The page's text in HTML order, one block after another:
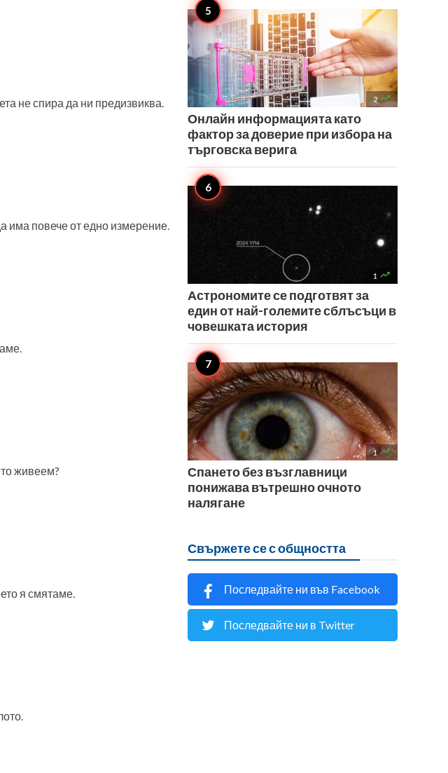
не спира да ни предизвиква.
има повече от едно измерение.
живеем?
я смятаме.
2 
Онлайн информацията като
фактор за доверие при избора на
търговска верига
1 
Астрономите се подготвят за
един от най-големите сблъсъци в
човешката история
1 
Спането без възглавници
понижава вътрешно очното
налягане
Свържете се с общността
Последвайте ни във Facebook
Последвайте ни в Twitter